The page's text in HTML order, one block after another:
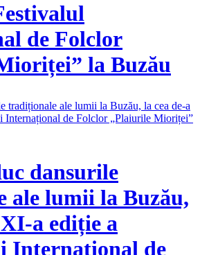
de Folclor
la Buzău
dansurile
ale lumii la Buzău,
a ediție a
Internațional de